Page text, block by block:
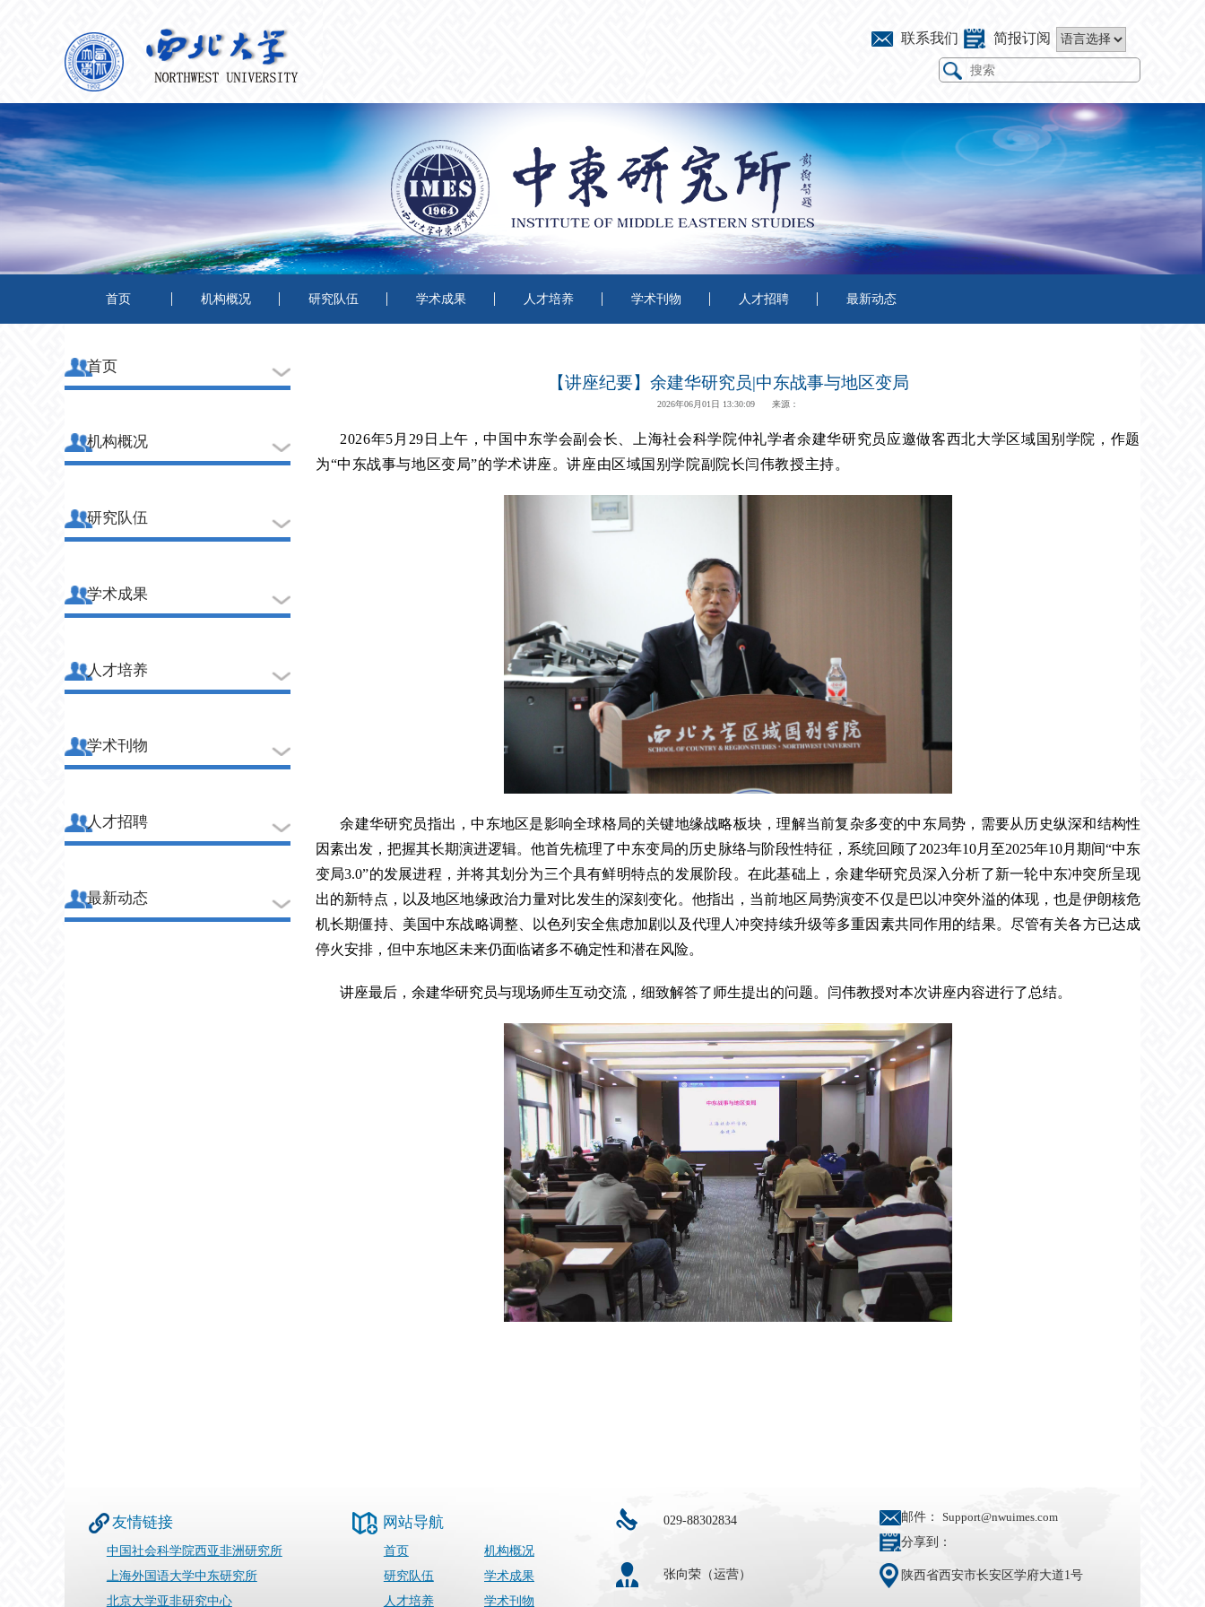
联系我们 简报订阅
首页 机构概况 研究队伍 学术成果 人才培养 学术刊物 人才招聘 最新动态
首页
机构概况
研究队伍
学术成果
人才培养
学术刊物
人才招聘
最新动态
【讲座纪要】余建华研究员|中东战事与地区变局
2026年06月01日 13:30:09 来源：
2026年5月29日上午，中国中东学会副会长、上海社会科学院仲礼学者余建华研究员应邀做客西北大学区域国别学院，作题
为“中东战事与地区变局”的学术讲座。讲座由区域国别学院副院长闫伟教授主持。
余建华研究员指出，中东地区是影响全球格局的关键地缘战略板块，理解当前复杂多变的中东局势，需要从历史纵深和结构性
因素出发，把握其长期演进逻辑。他首先梳理了中东变局的历史脉络与阶段性特征，系统回顾了2023年10月至2025年10月期间“中东
变局3.0”的发展进程，并将其划分为三个具有鲜明特点的发展阶段。在此基础上，余建华研究员深入分析了新一轮中东冲突所呈现
出的新特点，以及地区地缘政治力量对比发生的深刻变化。他指出，当前地区局势演变不仅是巴以冲突外溢的体现，也是伊朗核危
机长期僵持、美国中东战略调整、以色列安全焦虑加剧以及代理人冲突持续升级等多重因素共同作用的结果。尽管有关各方已达成
停火安排，但中东地区未来仍面临诸多不确定性和潜在风险。
讲座最后，余建华研究员与现场师生互动交流，细致解答了师生提出的问题。闫伟教授对本次讲座内容进行了总结。
友情链接
中国社会科学院西亚非洲研究所
上海外国语大学中东研究所
北京大学亚非研究中心
网站导航
首页
机构概况
研究队伍
学术成果
人才培养
学术刊物
029-88302834
张向荣（运营）
邮件： Support@nwuimes.com
分享到：
陕西省西安市长安区学府大道1号